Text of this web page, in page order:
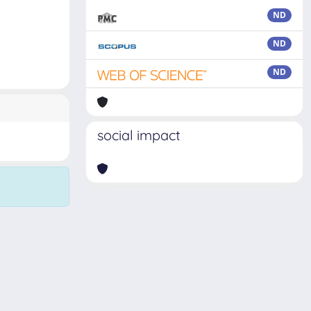
ND
ND
ND
social impact